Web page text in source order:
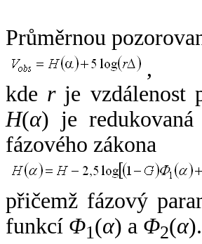
Průměrnou
,
kde rje vzdálenost
H(α) je
fázového zákona
přičemž fázový
funkcí Φ1(α) a Φ2(α